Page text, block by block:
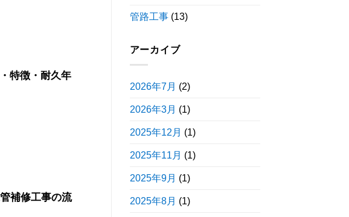
特徴・耐久年
補修工事の流
管路工事(13)
アーカイブ
2026年7月 (2)
2026年3月 (1)
2025年12月 (1)
2025年11月 (1)
2025年9月 (1)
2025年8月 (1)